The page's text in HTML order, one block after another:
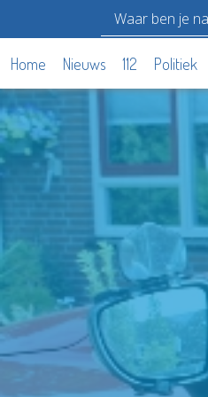
Home Nieuws 112 Politiek